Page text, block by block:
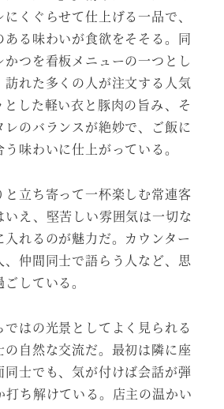
くぐらせて仕上げる一品で、
る味わいが食欲をそそる。同
かつを看板メニューの一つとし
訪れた多くの人が注文する人気
とした軽い衣と豚肉の旨み、そ
レのバランスが絶妙で、ご飯に
味わいに仕上がっている。
と立ち寄って一杯楽しむ常連客
いえ、堅苦しい雰囲気は一切な
入れるのが魅力だ。カウンター
、仲間同士で語らう人など、思
している。
ではの光景としてよく見られる
の自然な交流だ。最初は隣に座
同士でも、気が付けば会話が弾
打ち解けている。店主の温かい